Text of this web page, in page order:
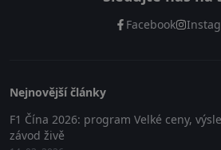
Facebook
Nejnovější články
F1 Čína 2026: program Velké ceny,
závod živě